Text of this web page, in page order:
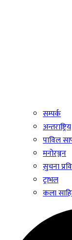
सम्पर्क
अन्तराष्ट्रिय
पाविल
मनोरञ्जन
सुचना
ट्राभल
कला